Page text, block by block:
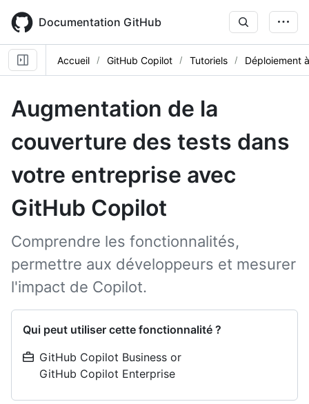
main
content
Documentation GitHub
Accueil GitHub Copilot Tutoriels Déploiement
Augmentation de la
couverture des tests dans
votre entreprise avec
GitHub Copilot
Comprendre les fonctionnalités,
permettre aux développeurs et mesurer
l'impact de Copilot.
Qui peut utiliser cette fonctionnalité ?
GitHub Copilot Business or
GitHub Copilot Enterprise